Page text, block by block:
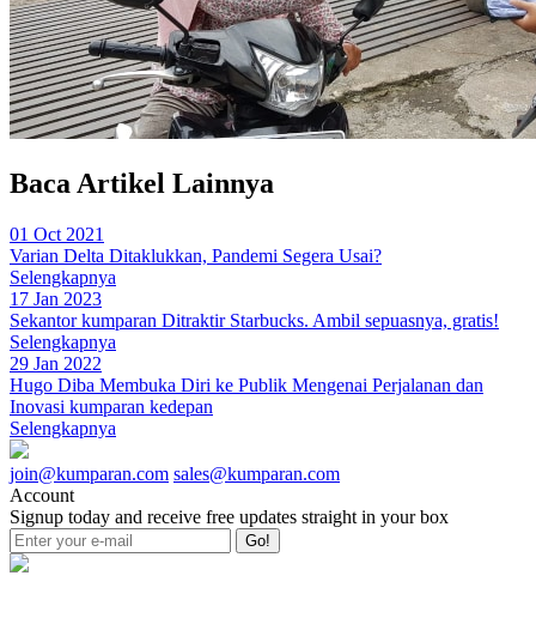
Baca Artikel Lainnya
01 Oct 2021
Varian Delta Ditaklukkan, Pandemi Segera Usai?
Selengkapnya
17 Jan 2023
Sekantor kumparan Ditraktir Starbucks. Ambil sepuasnya, gratis!
Selengkapnya
29 Jan 2022
Hugo Diba Membuka Diri ke Publik Mengenai Perjalanan dan
Inovasi kumparan kedepan
Selengkapnya
join@kumparan.com sales@kumparan.com
Account
Signup today and receive free updates straight in your box
Go!